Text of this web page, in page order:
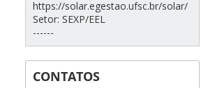
https://solar.egestao.ufsc.br/solar/
Setor: SEXP/EEL
------
CONTATOS